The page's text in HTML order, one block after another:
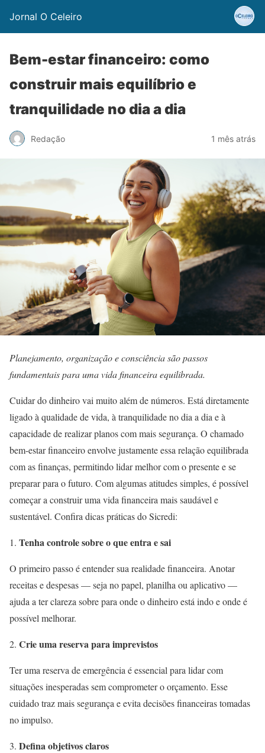
Jornal O Celeiro
Bem-estar financeiro: como
construir mais equilíbrio e
tranquilidade no dia a dia
Redação 1 mês atrás
Planejamento, organização e consciência são passos
fundamentais para uma vida financeira equilibrada.
Cuidar do dinheiro vai muito além de números. Está diretamente
ligado à qualidade de vida, à tranquilidade no dia a dia e à
capacidade de realizar planos com mais segurança. O chamado
bem-estar financeiro envolve justamente essa relação equilibrada
com as finanças, permitindo lidar melhor com o presente e se
preparar para o futuro. Com algumas atitudes simples, é possível
começar a construir uma vida financeira mais saudável e
sustentável. Confira dicas práticas do Sicredi:
Tenha controle sobre o que entra e sai
O primeiro passo é entender sua realidade financeira. Anotar
receitas e despesas — seja no papel, planilha ou aplicativo —
ajuda a ter clareza sobre para onde o dinheiro está indo e onde é
possível melhorar.
Crie uma reserva para imprevistos
Ter uma reserva de emergência é essencial para lidar com
situações inesperadas sem comprometer o orçamento. Esse
cuidado traz mais segurança e evita decisões financeiras tomadas
no impulso.
Defina objetivos claros